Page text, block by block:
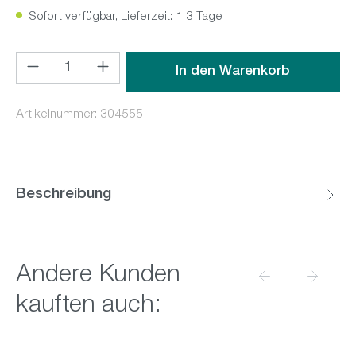
Sofort verfügbar, Lieferzeit: 1-3 Tage
Produkt Anzahl: Gib den gewünschten Wert ein oder
In den Warenkorb
Artikelnummer: 304555
Beschreibung
Produktgalerie überspringen
Andere Kunden
kauften auch: